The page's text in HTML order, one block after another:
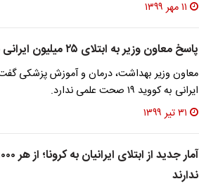
۱۱ مهر ۱۳۹۹
پاسخ معاون وزیر به ابتلای ۲۵ میلیون ایرانی به کرونا
ایرانی به کووید ۱۹ صحت علمی ندارد.
۳۱ تیر ۱۳۹۹
ندارند